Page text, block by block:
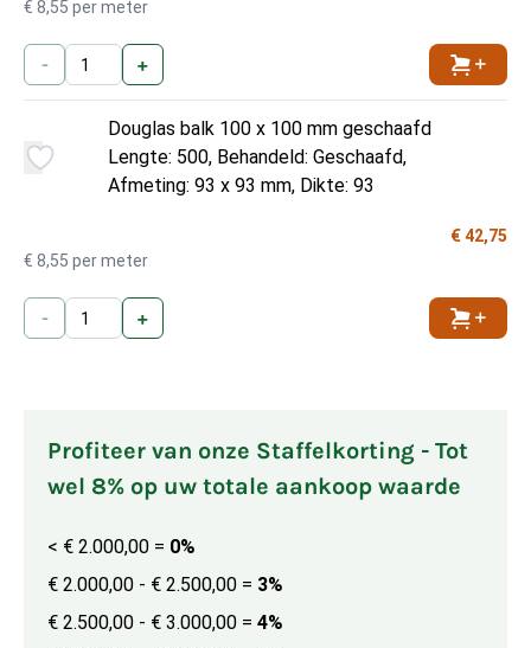
€ 8,55 per meter
- +
Douglas balk 100 x 100 mm geschaafd
Lengte: 500, Behandeld: Geschaafd,
Afmeting: 93 x 93 mm, Dikte: 93
€ 42,75
€ 8,55 per meter
- +
Profiteer van onze Staffelkorting - Tot
wel 8% op uw totale aankoop waarde
< € 2.000,00 = 0%
€ 2.000,00 - € 2.500,00 = 3%
€ 2.500,00 - € 3.000,00 = 4%